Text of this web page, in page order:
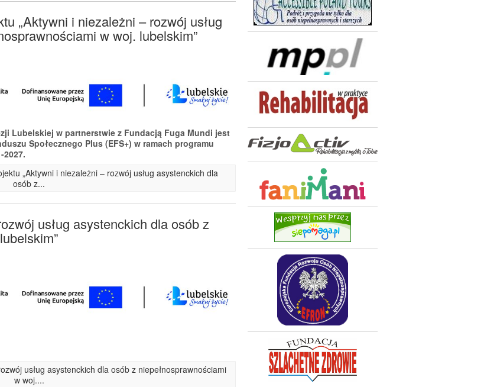
„Aktywni i niezależni – rozwój usług
w woj. lubelskim”
Lubelskiej w partnerstwie z Fundacją Fuga Mundi jest
Społecznego Plus (EFS+) w ramach programu
„Aktywni i niezależni – rozwój usług asystenckich dla
osób z...
usług asystenckich dla osób z
usług asystenckich dla osób z niepełnosprawnościami
w woj....